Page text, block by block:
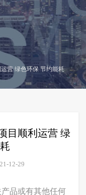
营 绿色环保 节约能耗
目顺利运营 绿
12-29
品或有其他任何